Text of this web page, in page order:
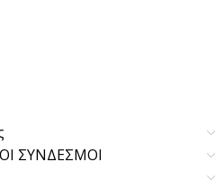
ΣΥΝΔΕΣΜΟΙ